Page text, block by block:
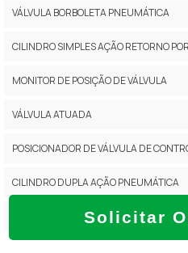
Solicitar
VÁLVULA BORBOLETA PNEUMÁTICA
CILINDRO SIMPLES AÇÃO RETORNO
MONITOR DE POSIÇÃO DE VÁLVULA
VÁLVULA ATUADA
POSICIONADOR DE VÁLVULA DE
CILINDRO DUPLA AÇÃO PNEUMÁTICA
VALVULA BORBOLETA INOX COM